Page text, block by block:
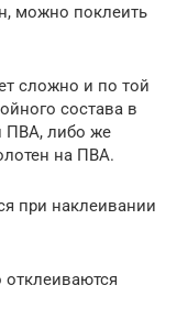
можно поклеить
сложно и по той
состава в
ПВА, либо же
на ПВА.
при наклеивании